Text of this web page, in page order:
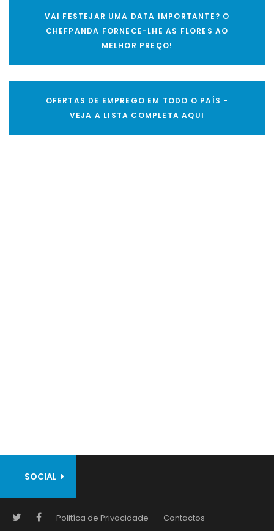
VAI FESTEJAR UMA DATA IMPORTANTE? O
CHEFPANDA FORNECE-LHE AS FLORES AO
MELHOR PREÇO!
OFERTAS DE EMPREGO EM TODO O PAÍS -
VEJA A LISTA COMPLETA AQUI
SOCIAL
Politíca de Privacidade Contactos